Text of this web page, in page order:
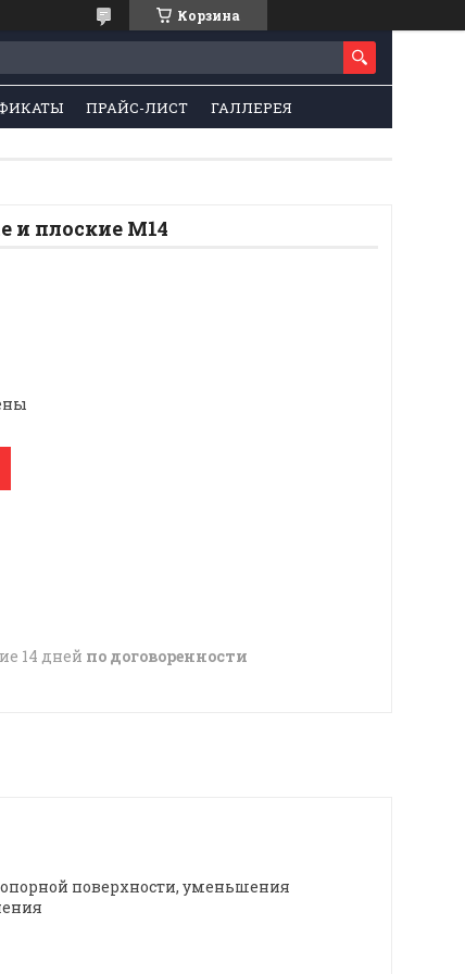
Корзина
ПРАЙС-ЛИСТ ГАЛЛЕРЕЯ
и плоские М14
14 дней по договоренности
поверхности, уменьшения